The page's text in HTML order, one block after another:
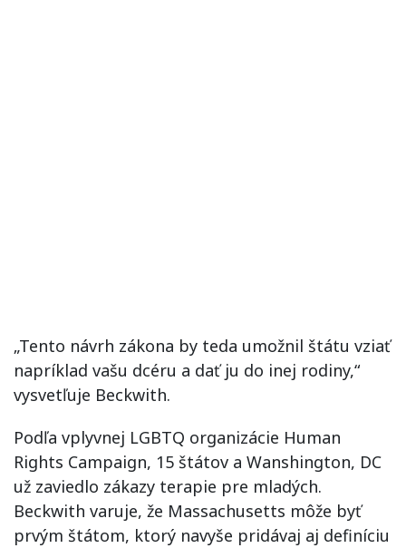
„Tento návrh zákona by teda umožnil štátu vziať
napríklad vašu dcéru a dať ju do inej rodiny,“
vysvetľuje Beckwith.
Podľa vplyvnej LGBTQ organizácie Human
Rights Campaign, 15 štátov a Wanshington, DC
už zaviedlo zákazy terapie pre mladých.
Beckwith varuje, že Massachusetts môže byť
prvým štátom, ktorý navyše pridávaj aj definíciu